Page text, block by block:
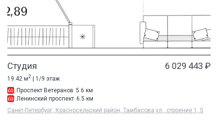
Студия 6 029 443 ₽
19.42 м2 | 1/9 этаж
Проспект Ветеранов 5.6 км
Ленинский проспект 6.5 км
Санкт-Петербург, Красносельский район, Тамбасова ул., строение 1, 5